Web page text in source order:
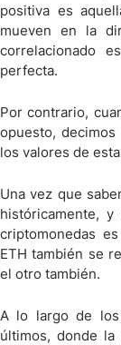
positiva es
mueven en la
correlacionado
perfecta.
Por contrario,
opuesto,
los valores de
Una vez que
históricamente,
criptomonedas
ETH también se
el otro también.
A lo largo de los
últimos, donde la